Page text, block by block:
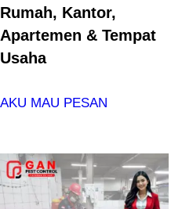
Rumah, Kantor,
Apartemen & Tempat
Usaha
AKU MAU PESAN